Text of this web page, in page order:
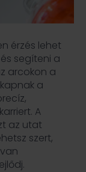
érzés lehet
segíteni a
arcokon a
a
A
az utat
szert,